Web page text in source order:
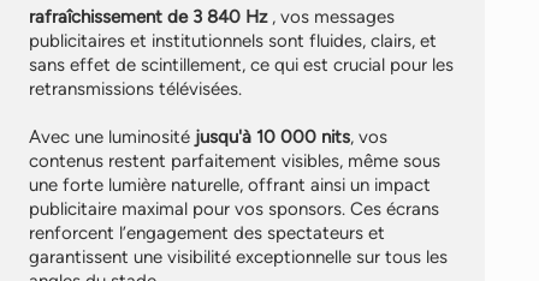
rafraîchissement de 3 840 Hz , vos messages
publicitaires et institutionnels sont fluides, clairs, et
sans effet de scintillement, ce qui est crucial pour les
retransmissions télévisées.
Avec une luminosité jusqu'à 10 000 nits, vos
contenus restent parfaitement visibles, même sous
une forte lumière naturelle, offrant ainsi un impact
publicitaire maximal pour vos sponsors. Ces écrans
renforcent l’engagement des spectateurs et
garantissent une visibilité exceptionnelle sur tous les